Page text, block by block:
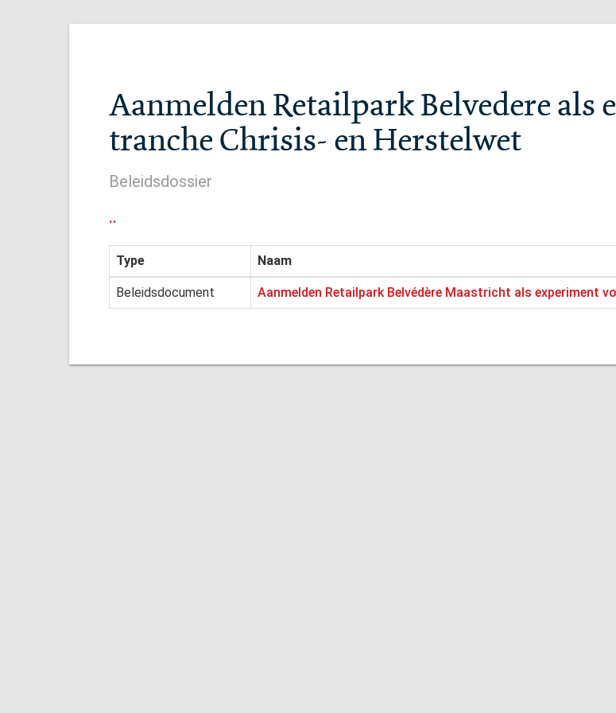
Aanmelden Retailpark Belvedere als
tranche Chrisis- en Herstelwet
Beleidsdossier
..
Type Naam
Beleidsdocument Aanmelden Retailpark Belvédère Maastricht als experiment